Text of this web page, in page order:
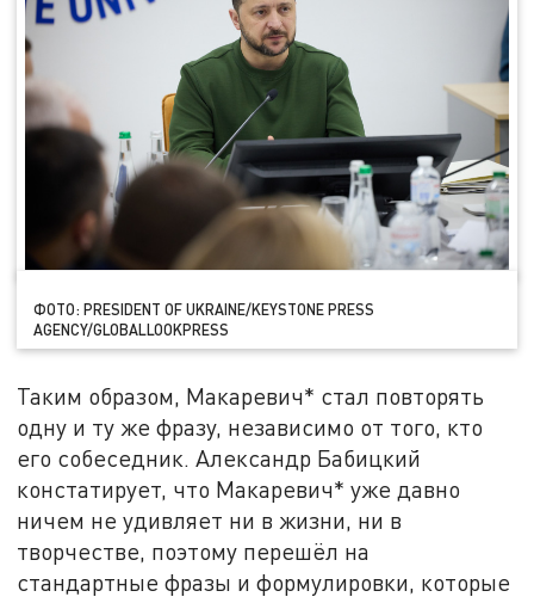
ФОТО: PRESIDENT OF UKRAINE/KEYSTONE PRESS
AGENCY/GLOBALLOOKPRESS
Таким образом, Макаревич* стал повторять
одну и ту же фразу, независимо от того, кто
его собеседник. Александр Бабицкий
констатирует, что Макаревич* уже давно
ничем не удивляет ни в жизни, ни в
творчестве, поэтому перешёл на
стандартные фразы и формулировки, которые